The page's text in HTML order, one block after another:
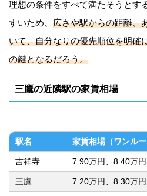
理想の条件をすべて満たそうとす
すいため、 広さや駅からの距離、
いて、自分なりの優先順位を明確
の鍵となるだろう。
三鷹の近隣駅の家賃相場
駅名 家賃相場（ワンルー
吉祥寺 7.90万円、8.40万円
三鷹 7.20万円、8.30万円